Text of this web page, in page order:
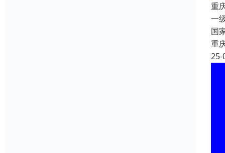
重
一
国
重
25-